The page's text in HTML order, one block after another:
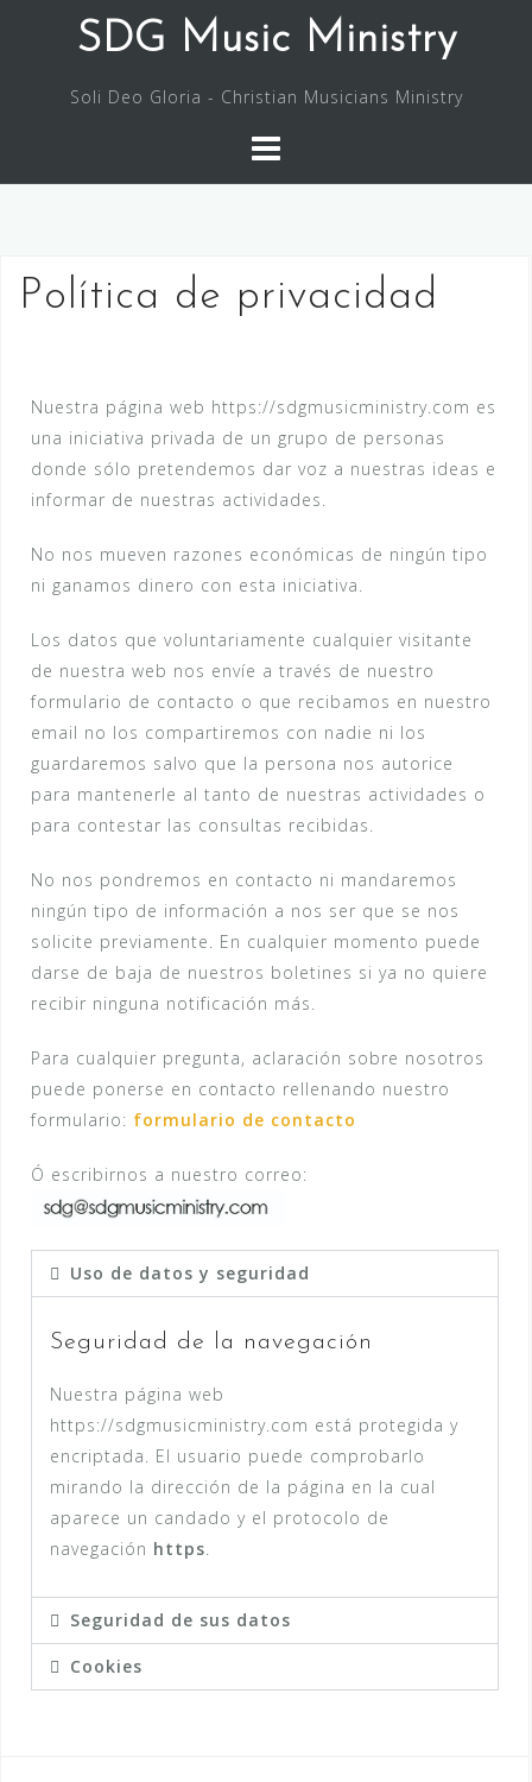
SDG Music Ministry
Soli Deo Gloria - Christian Musicians Ministry
Política de privacidad
Nuestra página web https://sdgmusicministry.com es
una iniciativa privada de un grupo de personas
donde sólo pretendemos dar voz a nuestras ideas e
informar de nuestras actividades.
No nos mueven razones económicas de ningún tipo
ni ganamos dinero con esta iniciativa.
Los datos que voluntariamente cualquier visitante
de nuestra web nos envíe a través de nuestro
formulario de contacto o que recibamos en nuestro
email no los compartiremos con nadie ni los
guardaremos salvo que la persona nos autorice
para mantenerle al tanto de nuestras actividades o
para contestar las consultas recibidas.
No nos pondremos en contacto ni mandaremos
ningún tipo de información a nos ser que se nos
solicite previamente. En cualquier momento puede
darse de baja de nuestros boletines si ya no quiere
recibir ninguna notificación más.
Para cualquier pregunta, aclaración sobre nosotros
puede ponerse en contacto rellenando nuestro
formulario: formulario de contacto
Ó escribirnos a nuestro correo:
Uso de datos y seguridad
Seguridad de la navegación
Nuestra página web
https://sdgmusicministry.com está protegida y
encriptada. El usuario puede comprobarlo
mirando la dirección de la página en la cual
aparece un candado y el protocolo de
navegación https
Seguridad de sus datos
Cookies